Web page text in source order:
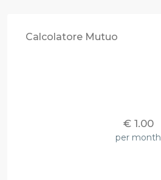
Calcolatore Mutuo
€ 1.00
per month